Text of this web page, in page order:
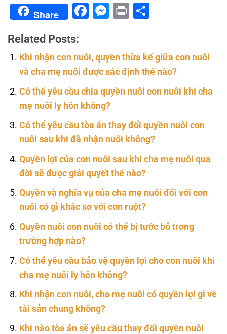
Share Facebook
Messenger
Print
Related Posts:
Khi nhận con nuôi, quyền thừa kế giữa con nuôi
và cha mẹ nuôi được xác định thế nào?
Có thể yêu cầu chia quyền nuôi con nuôi khi cha
mẹ nuôi ly hôn không?
Có thể yêu cầu tòa án thay đổi quyền nuôi con
nuôi sau khi đã nhận nuôi không?
Quyền lợi của con nuôi sau khi cha mẹ nuôi qua
đời sẽ được giải quyết thế nào?
Quyền và nghĩa vụ của cha mẹ nuôi đối với con
nuôi có gì khác so với con ruột?
Quyền nuôi con nuôi có thể bị tước bỏ trong
trường hợp nào?
Có thể yêu cầu bảo vệ quyền lợi cho con nuôi khi
cha mẹ nuôi ly hôn không?
Khi nhận con nuôi, cha mẹ nuôi có quyền lợi gì về
tài sản chung không?
Khi nào tòa án sẽ yêu cầu thay đổi quyền nuôi